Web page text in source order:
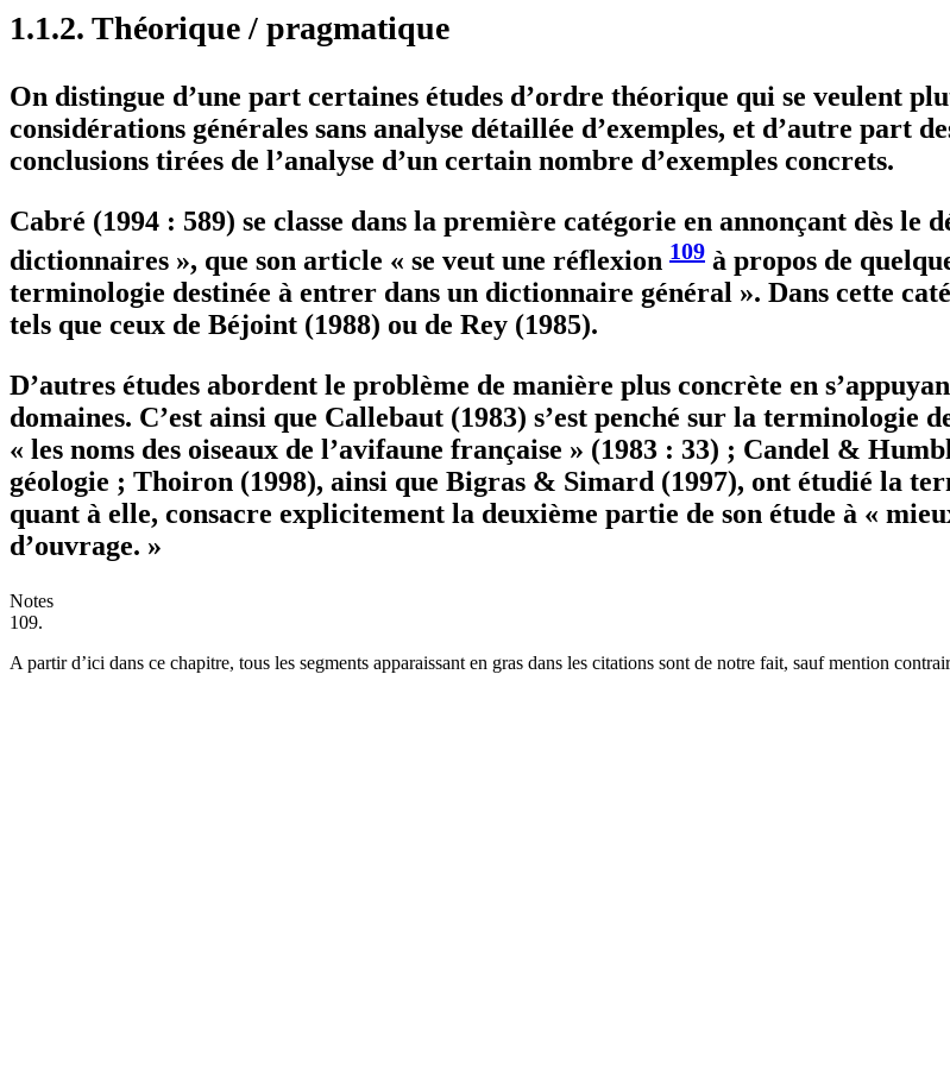
1.1.2. Théorique / pragmatique
On distingue d’une part certaines études d’ordre théorique qui se veulent
considérations générales sans analyse détaillée d’exemples, et d’autre part
conclusions tirées de l’analyse d’un certain nombre d’exemples concrets.
Cabré (1994 : 589) se classe dans la première catégorie en annonçant dès
dictionnaires », que son article « se veut une réflexion 109 à propos de
terminologie destinée à entrer dans un dictionnaire général ». Dans cette
tels que ceux de Béjoint (1988) ou de Rey (1985).
D’autres études abordent le problème de manière plus concrète en
domaines. C’est ainsi que Callebaut (1983) s’est penché sur la terminologie
« les noms des oiseaux de l’avifaune française » (1983 : 33) ; Candel &
géologie ; Thoiron (1998), ainsi que Bigras & Simard (1997), ont étudié la
quant à elle, consacre explicitement la deuxième partie de son étude à «
d’ouvrage. »
Notes
109.
A partir d’ici dans ce chapitre, tous les segments apparaissant en gras dans les citations sont de notre fait, sauf mention